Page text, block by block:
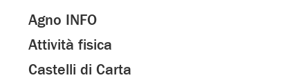
Agno INFO
Attività fisica
Castelli di Carta